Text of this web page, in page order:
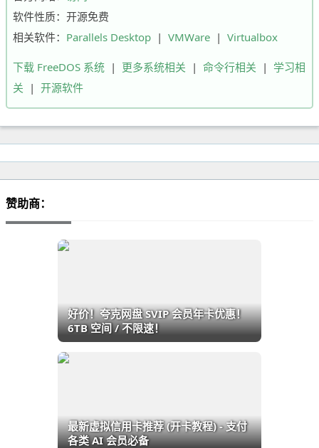
软件性质：开源免费
相关软件： Parallels Desktop | VMWare | Virtualbox
下载 FreeDOS 系统 | 更多系统相关 | 命令行相关 | 学习相
关 | 开源软件
赞助商：
好价！夸克网盘 SVIP 会员年卡优惠！
6TB 空间 / 不限速！
最新虚拟信用卡推荐 (开卡教程) - 支付
各类 AI 会员必备